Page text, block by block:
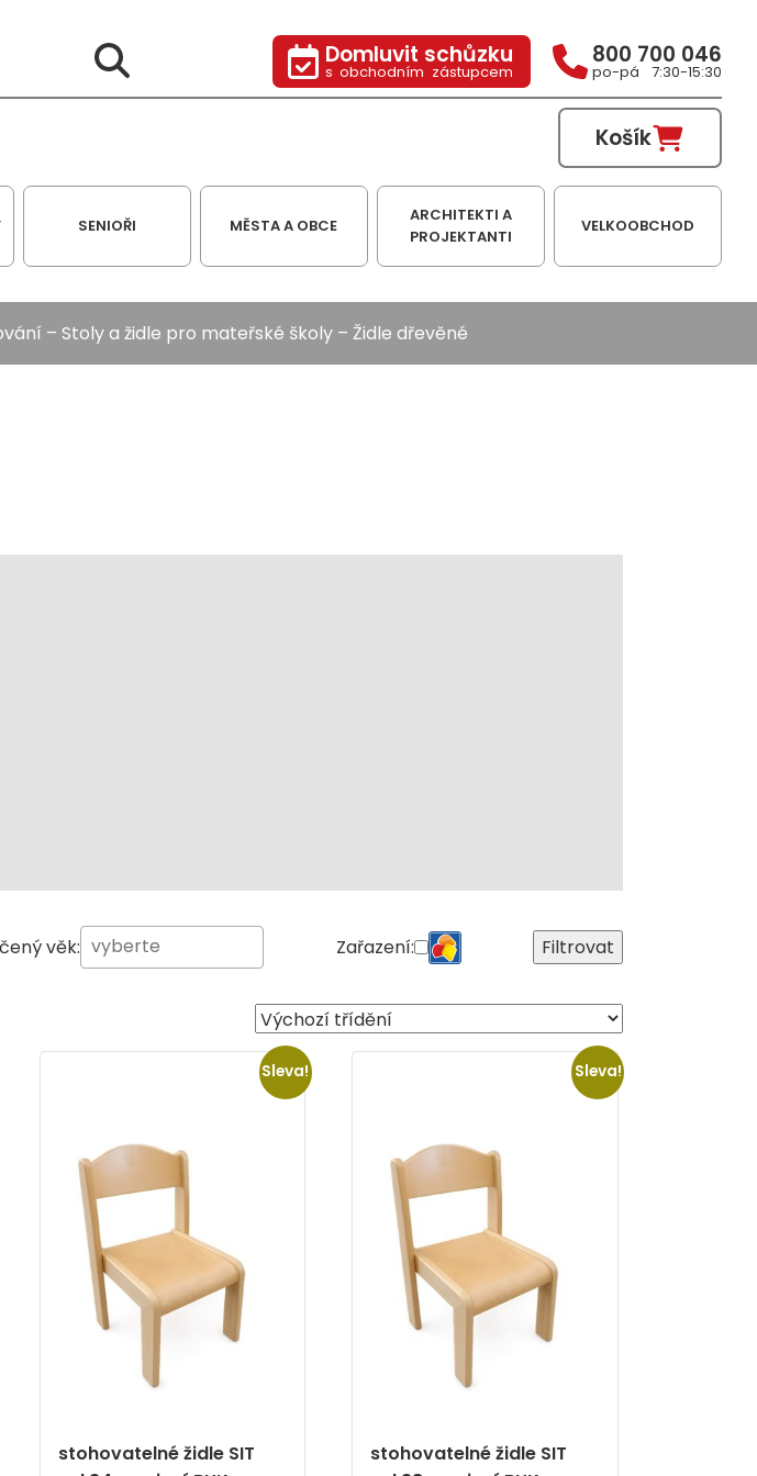
Domluvit schůzku
s obchodním zástupcem
800 700 046
po-pá 7:30-15:30
Košík
SENIOŘI MĚSTA A OBCE
ARCHITEKTI A
PROJEKTANTI
VELKOOBCHOD
– Stoly a židle pro mateřské školy– Židle dřevěné
věk: Zařazení: Filtrovat
Sleva!
stohovatelné židle SIT
Sleva!
stohovatelné židle SIT